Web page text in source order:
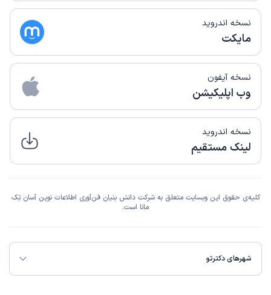
نسخه اندروید
مایکت
نسخه آیفون
وب اپلیکیشن
نسخه اندروید
لینک مستقیم
کلیه‌ی حقوق این وبسایت متعلق به شرکت دانش بنیان فن‌آوری اطلاعات نوین آسان تِک
مانا است.
شهرهای دکترتو